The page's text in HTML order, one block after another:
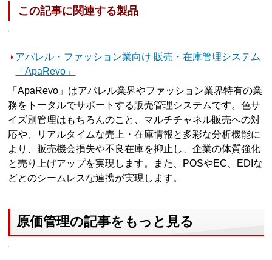
この記事に関連する製品
アパレル・ファッション業向け 販売・在庫管理システム
「ApaRevo」
「ApaRevo」はアパレル業界やファッション業界特有の業
務をトータルでサポートする販売管理システムです。色サ
イズ別管理はもちろんのこと、マルチチャネル販売への対
応や、リアルタイムな売上・在庫情報と多彩な分析機能に
より、販売機会損失や不良在庫を抑止し、企業の体質強化
と売り上げアップを実現します。また、POSやEC、EDIな
どとのシームレスな連携が実現します。
原価管理の記事をもっと見る